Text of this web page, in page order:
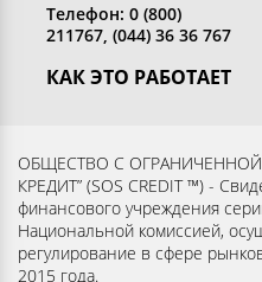
КАК ЭТО РАБОТАЕТ
Вернуть кредит
Вопросы и ответы
Партнерам
Телефон: 0 (800)
211767, (044) 36 36 767
ОБЩЕСТВО С
КРЕДИТ” (SOS CREDIT ™) -
финансового учреждения
Национальной комиссией,
регулирование в сфере
2015 года.